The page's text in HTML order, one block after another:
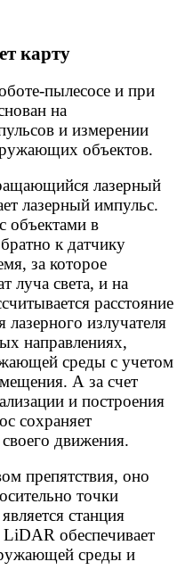
карту
пылесосе и при
на
и измерении
объектов.
лазерный
лазерный импульс.
объектами в
к датчику
за которое
луча света, и на
расстояние
лазерного излучателя
направлениях,
среды с учетом
А за счет
и построения
сохраняет
движения.
препятствия, оно
точки
станция
обеспечивает
среды и